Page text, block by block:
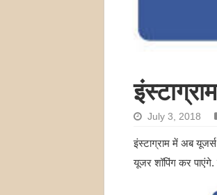
July 3, 2018
इंस्टाग्राम में अब
यूजर शॉपिंग कर